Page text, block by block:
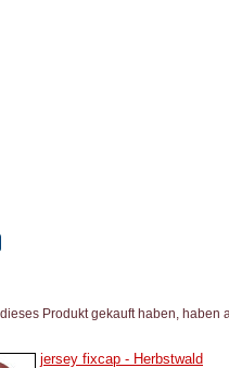
Produkt gekauft haben, haben
jersey fixcap - Herbstwald